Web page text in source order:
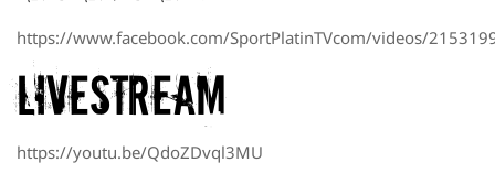
https://www.facebook.com/SportPlatinTVcom/videos/
Livestream
https://youtu.be/QdoZDvql3MU